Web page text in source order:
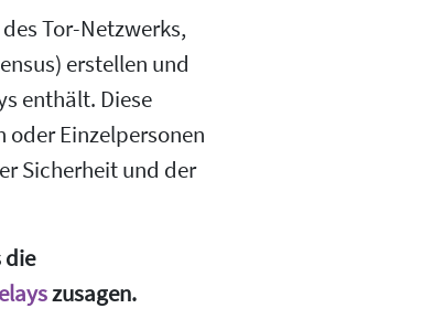
Tor-Netzwerks,
erstellen und
enthält. Diese
Einzelpersonen
Sicherheit und der
zusagen.